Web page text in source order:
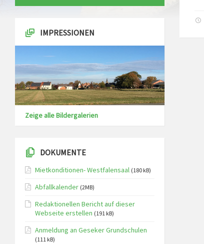
IMPRESSIONEN
Zeige alle Bildergalerien
DOKUMENTE
Mietkonditionen- Westfalensaal (180 kB)
Abfallkalender (2MB)
Redaktionellen Bericht auf dieser
Webseite erstellen (191 kB)
Anmeldung an Geseker Grundschulen
(111 kB)